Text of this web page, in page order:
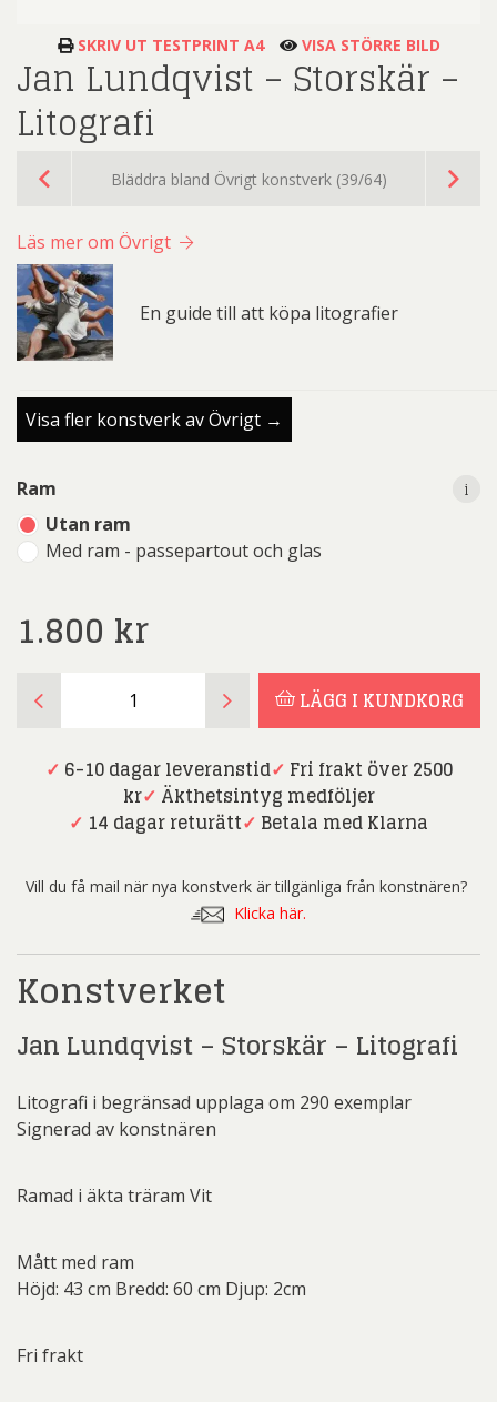
SKRIV UT TESTPRINT A4 VISA STÖRRE BILD
Jan Lundqvist – Storskär –
Litografi
Bläddra bland Övrigt konstverk (39/64)
Läs mer om Övrigt
En guide till att köpa litografier
Visa fler konstverk av Övrigt →
Ram
Utan ram
Med ram - passepartout och glas
i
1.800 kr
i
Lundqvist
Storskär
Litografi
LÄGG I KUNDKORG
✓ 6-10 dagar leveranstid✓ Fri frakt över 2500
kr✓ Äkthetsintyg medföljer
✓ 14 dagar returätt✓ Betala med Klarna
Vill du få mail när nya konstverk är tillgänliga från konstnären?
Klicka här.
Konstverket
Jan Lundqvist – Storskär – Litografi
Litografi i begränsad upplaga om 290 exemplar
Signerad av konstnären
Ramad i äkta träram Vit
Mått med ram
Höjd: 43 cm Bredd: 60 cm Djup: 2cm
Fri frakt